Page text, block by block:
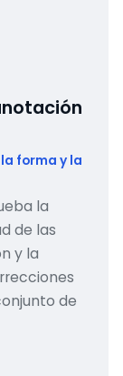
forma y la
la
de las
y la
de